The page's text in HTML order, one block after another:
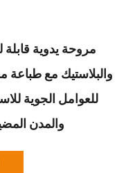
مروحة يدوية
والبلاستيك مع
للعوامل الجوية
والمدن